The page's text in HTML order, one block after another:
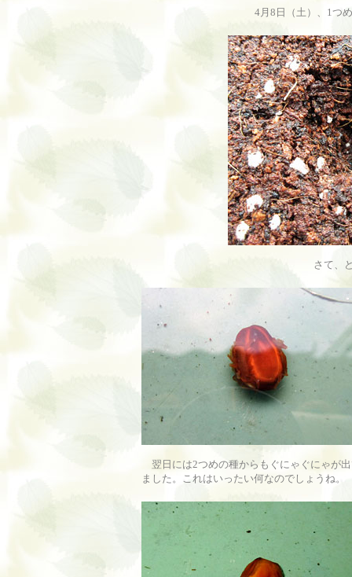
4月8日（土）、1つ
さて、
翌日には2つめの種からもぐにゃぐにゃが
ました。これはいったい何なのでしょうね。